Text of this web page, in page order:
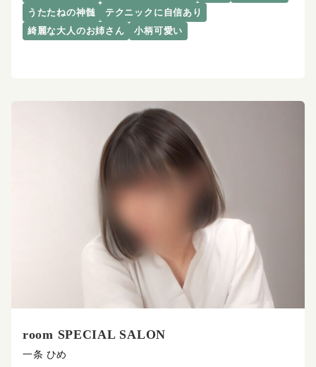
うたたねの神髄
テクニックに自信あり
綺麗な大人のお姉さん
小柄可愛い
room SPECIAL SALON
一条 ひめ